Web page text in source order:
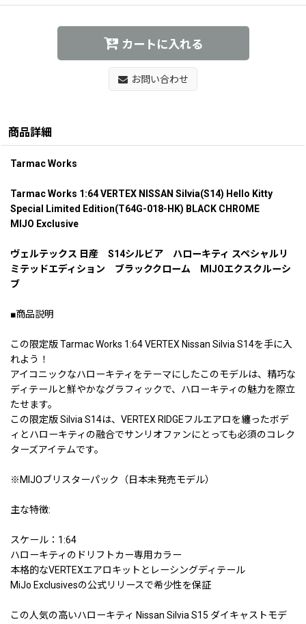
カートに入れる
お問い合わせ
商品詳細
Tarmac Works
Tarmac Works 1:64 VERTEX NISSAN Silvia(S14) Hello Kitty
Special Limited Edition(T64G-018-HK) BLACK CHROME
MIJO Exclusive
ヴェルテックス 日産 S14シルビア ハローキティ スペシャルリ
ミテッドエディション ブラッククローム MIJOエクスクルーシ
ブ
■商品説明
この限定版 Tarmac Works 1:64 VERTEX Nissan Silvia S14を手に入
れよう！
アイコニックなハローキティをテーマにしたこのモデルは、精巧な
ディテールと鮮やかなグラフィックで、ハローキティの魅力を際立
たせます。
この限定版 Silvia S14は、VERTEX RIDGEフルエアロを纏ったボデ
ィとハローキティの融合でサンリオファンにとっても必須のコレク
ターズアイテムです。
※MIJOブリスターパック（日本未発売モデル）
主な特徴:
スケール：1:64
ハローキティのドリフトカー専用カラー
本格的なVERTEXエアロキットとレーシングディテール
MiJo Exclusivesの公式リリースで希少性を保証
この人気の高いハローキティ Nissan Silvia S15 ダイキャストモデ